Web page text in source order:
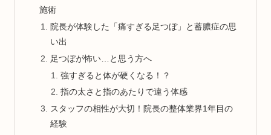
施術
院長が体験した「痛すぎる足つぼ」と蓄膿症の思
い出
足つぼが怖い…と思う方へ
強すぎると体が硬くなる！？
指の太さと指のあたりで違う体感
スタッフの相性が大切！院長の整体業界1年目の
経験